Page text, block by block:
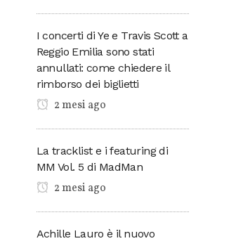
I concerti di Ye e Travis Scott a
Reggio Emilia sono stati
annullati: come chiedere il
rimborso dei biglietti
2 mesi ago
La tracklist e i featuring di
MM Vol. 5 di MadMan
2 mesi ago
Achille Lauro è il nuovo